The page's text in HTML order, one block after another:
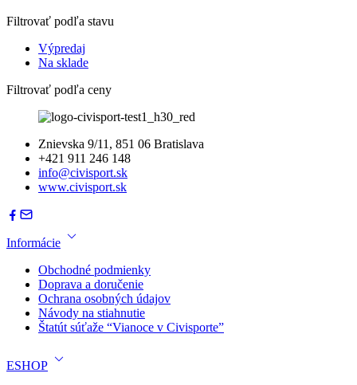
Filtrovať podľa stavu
Výpredaj
Na sklade
Filtrovať podľa ceny
Znievska 9/11, 851 06 Bratislava
+421 911 246 148
info@civisport.sk
www.civisport.sk
Informácie
Obchodné podmienky
Doprava a doručenie
Ochrana osobných údajov
Návody na stiahnutie
Štatút súťaže “Vianoce v Civisporte”
ESHOP